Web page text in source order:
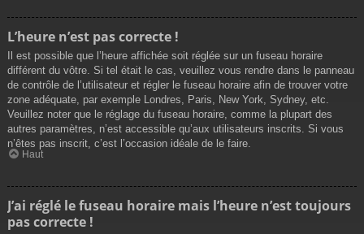
L’heure n’est pas correcte !
Il est possible que l’heure affichée soit réglée sur un fuseau horaire
différent du vôtre. Si tel était le cas, veuillez vous rendre dans le panneau
de contrôle de l’utilisateur et régler le fuseau horaire afin de trouver votre
zone adéquate, par exemple Londres, Paris, New York, Sydney, etc.
Veuillez noter que le réglage du fuseau horaire, comme la plupart des
autres paramètres, n’est accessible qu’aux utilisateurs inscrits. Si vous
n’êtes pas inscrit, c’est l’occasion idéale de le faire.
Haut
J’ai réglé le fuseau horaire mais l’heure n’est toujours
pas correcte !